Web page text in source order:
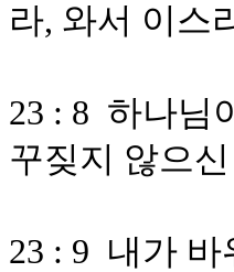
라, 와서 이스
23 : 8 하나님
꾸짖지 않으
23 : 9 내가 바